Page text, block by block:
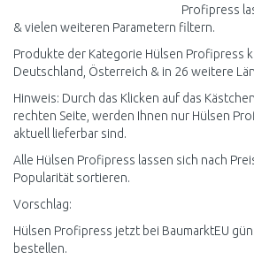
Profipress
& vielen weiteren Parametern filtern.
Produkte der Kategorie Hülsen Profipress
Deutschland, Österreich & in 26 weitere
Hinweis: Durch das Klicken auf das
rechten Seite, werden Ihnen nur Hülsen
aktuell lieferbar sind.
Alle Hülsen Profipress lassen sich nach
Popularität sortieren.
Vorschlag:
Hülsen Profipress jetzt bei BaumarktEU
bestellen.